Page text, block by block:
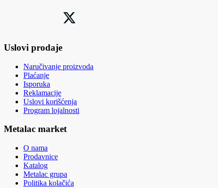
Uslovi prodaje
Naručivanje proizvoda
Plaćanje
Isporuka
Reklamacije
Uslovi korišćenja
Program lojalnosti
Metalac market
O nama
Prodavnice
Katalog
Metalac grupa
Politika kolačića